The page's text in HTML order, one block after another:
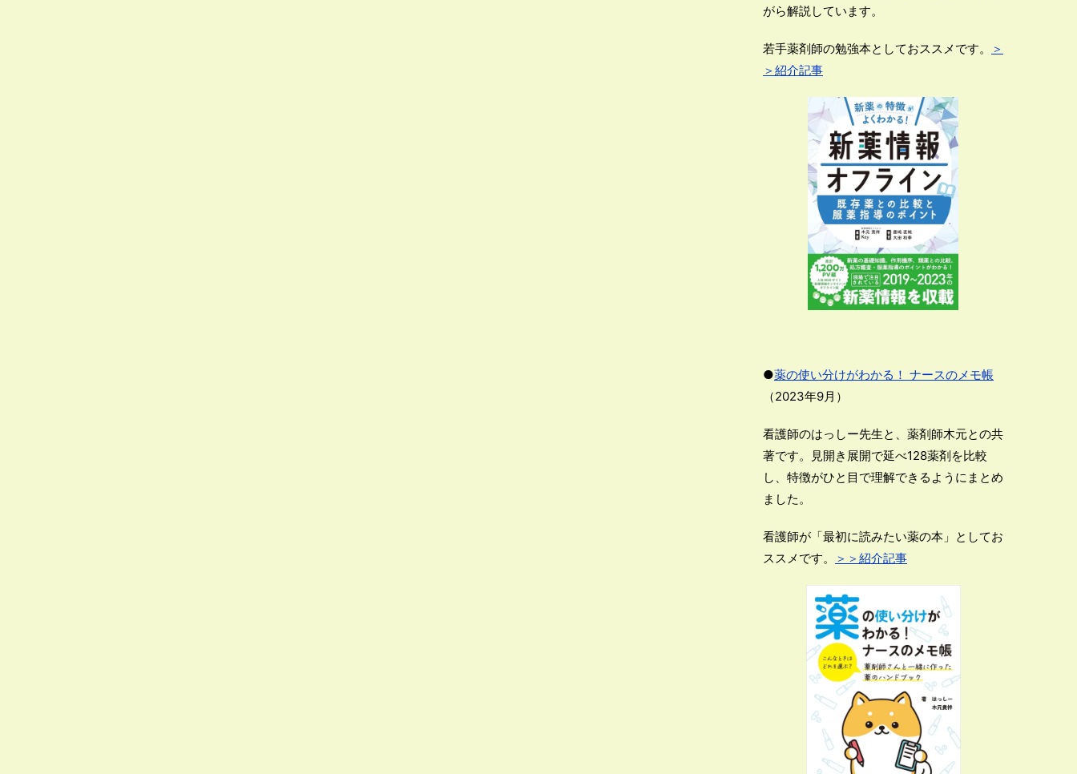
がら解説しています。
若手薬剤師の勉強本としておススメです。
＞
＞紹介記事
●薬の使い分けがわかる！ ナースのメモ帳
（2023年9月）
看護師のはっしー先生と、薬剤師木元との共
著です。見開き展開で延べ128薬剤を比較
し、特徴がひと目で理解できるようにまとめ
ました。
看護師が「最初に読みたい薬の本」としてお
ススメです。
＞＞紹介記事